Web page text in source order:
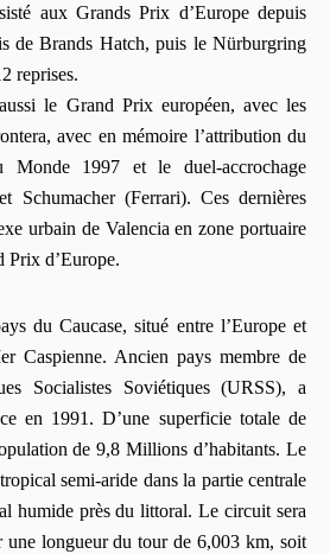
aux Grands Prix d’Europe depuis
de Brands Hatch, puis le Nürburgring
reprises.
le Grand Prix européen, avec les
avec en mémoire l’attribution du
1997 et le duel-accrochage
Schumacher (Ferrari). Ces dernières
urbain de Valencia en zone portuaire
Prix d’Europe.
du Caucase, situé entre l’Europe et
Caspienne. Ancien pays membre de
Socialistes Soviétiques (URSS), a
en 1991. D’une superficie totale de
de 9,8 Millions d’habitants. Le
semi-aride dans la partie centrale
humide près du littoral. Le circuit sera
longueur du tour de 6,003 km, soit